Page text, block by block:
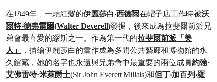
在1849年，一頭紅髮的伊麗莎白‧西德爾在帽子店工作時被沃
爾特‧德弗雷爾(Walter Deverell)發掘，後來成為拉斐爾前派兄
弟會最喜愛的繆斯之一。作為第一代的拉斐爾前派「美
人」
，描繪伊麗莎白的畫作成為多間公共藝廊和博物館的永
久館藏，她的名字也永遠與兄弟會中最重要的兩位成員約翰·
艾佛雷特·米萊爵士(Sir John Everett Millais)和但丁‧加百列‧羅